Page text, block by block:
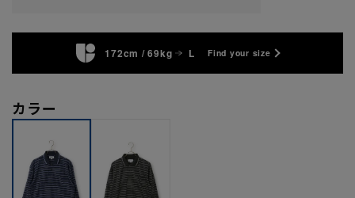
172cm / 69kg L Find your size
カラー